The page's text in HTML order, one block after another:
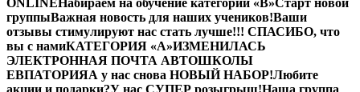
ONLINEНабираем на обучение категории «B»Старт новой
группыВажная новость для наших учеников!Ваши
отзывы стимулируют нас стать лучше!!! СПАСИБО, что
вы с намиКАТЕГОРИЯ «А»ИЗМЕНИЛАСЬ
ЭЛЕКТРОННАЯ ПОЧТА АВТОШКОЛЫ
ЕВПАТОРИЯА у нас снова НОВЫЙ НАБОР!Любите
акции и подарки?У нас СУПЕР розыгрыш!Наша группа